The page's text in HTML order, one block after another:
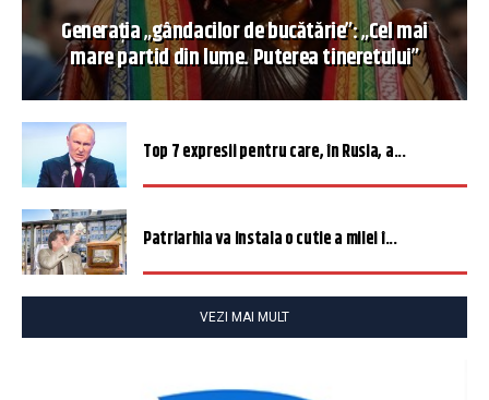
Generația „gândacilor de bucătărie”: „Cel mai
mare partid din lume. Puterea tineretului”
Top 7 expresii pentru care, în Rusia, a...
Patriarhia va instala o cutie a milei î...
VEZI MAI MULT